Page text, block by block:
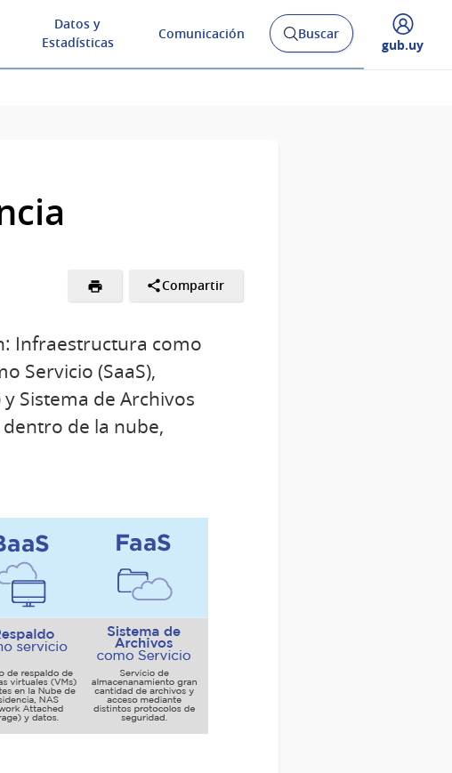
Datos y
Estadísticas
Comunicación
AbrirBuscar
Desplegar
gub.uy
Compartir
Infraestructura como
Servicio (SaaS),
Sistema de Archivos
de la nube,